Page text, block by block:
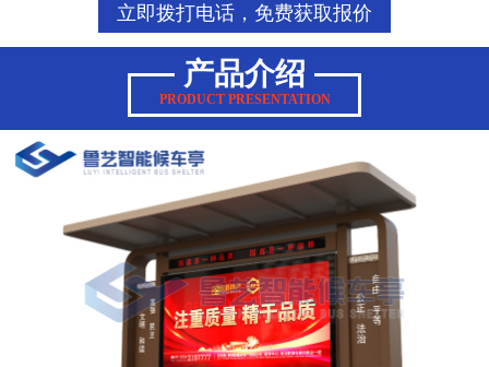
立即拨打电话，免费获取报价
产品介绍
PRODUCT PRESENTATION